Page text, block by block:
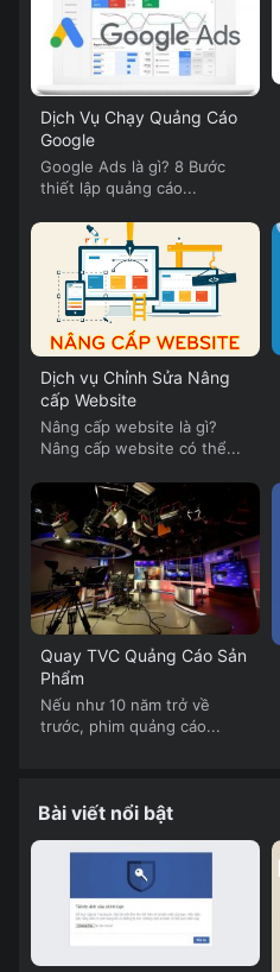
Dịch Vụ Chạy Quảng Cáo
Google
Google Ads là gì? 8 Bước
thiết lập quảng cáo...
Dịch vụ Chỉnh Sửa Nâng
cấp Website
Nâng cấp website là gì?
Nâng cấp website có thể...
Quay TVC Quảng Cáo Sản
Phẩm
Nếu như 10 năm trở về
trước, phim quảng cáo...
Bài viết nổi bật